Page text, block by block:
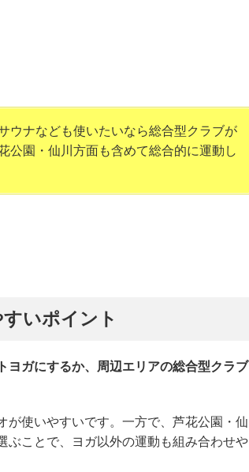
ウナなども使いたいなら総合型クラブが
公園・仙川方面も含めて総合的に運動し
いポイント
ヨガにするか、周辺エリアの総合型クラブ
が使いやすいです。一方で、芦花公園・仙
ぶことで、ヨガ以外の運動も組み合わせや